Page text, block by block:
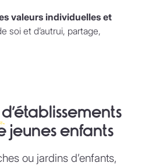
valeurs individuelles et
soi et d’autrui, partage,
d’établissements
jeunes enfants
ou jardins d’enfants,